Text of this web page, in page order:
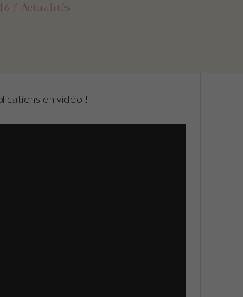
/ Actualités
en vidéo !